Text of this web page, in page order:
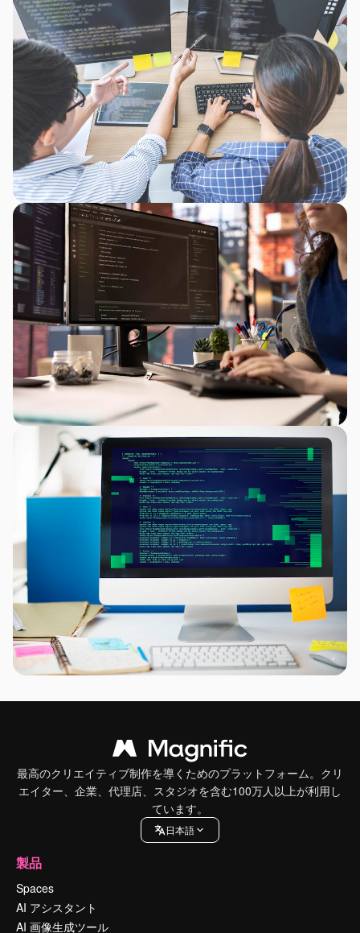
最高のクリエイティブ制作を導くためのプラットフォーム。クリ
エイター、企業、代理店、スタジオを含む100万人以上が利用し
ています。
日本語
製品
Spaces
AI アシスタント
AI 画像生成ツール